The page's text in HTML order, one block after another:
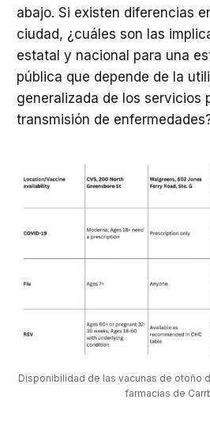
abajo. Si existen diferencias
ciudad, ¿cuáles son las
estatal y nacional para una
pública que depende de la
generalizada de los servicios
transmisión de
Disponibilidad de las vacunas de otoño
farmacias de